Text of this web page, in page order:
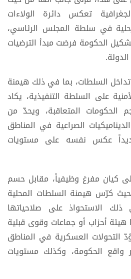
تعكس دائرة الولاءات
في سلطة المجلس الرئاسي،
الحكومة فرضت مبدأ الترضيات
السلطات، بما في ذلك هيمنة
على السلطة التنفيذية، يكاد
المتعاقبة، ويحدّ من
الصراعية في المناطق
جديداً عكس نفسه على مستويات
كيان مفرغ وظيفياً، مقابل حسم
كرّس هيمنة السلطات المحلية
الاستحواذ على صلاحياتها
هيئة أحزاب أو جماعات وقوى قبلية
التحولات العسكرية في المناطق
واقع الحكومة، وكذلك مستويات